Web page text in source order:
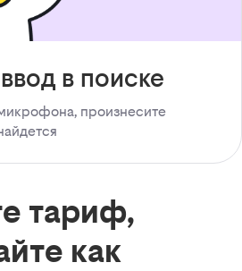
в поиске
произнесите
тариф,
как